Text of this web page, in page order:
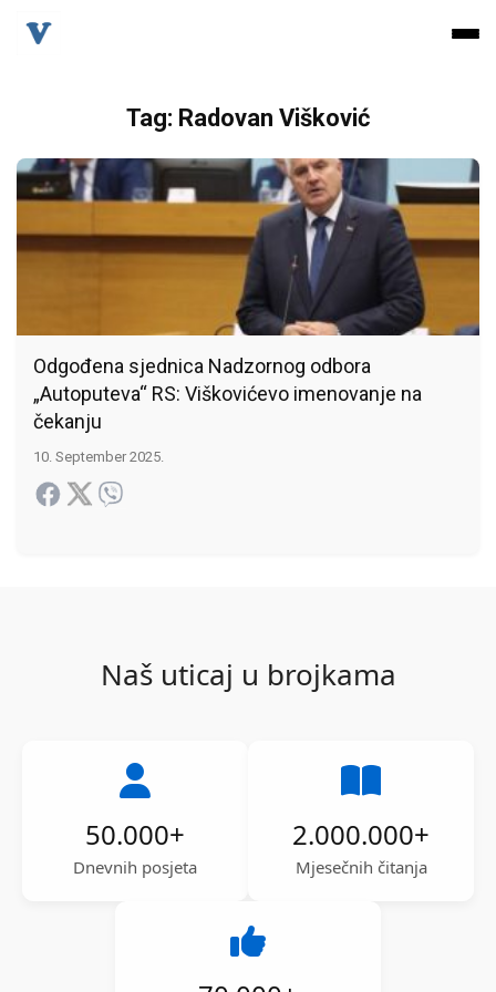
Tag: Radovan Višković
Odgođena sjednica Nadzornog odbora
„Autoputeva“ RS: Viškovićevo imenovanje na
čekanju
10. September 2025.
Naš uticaj u brojkama
50.000+
Dnevnih posjeta
2.000.000+
Mjesečnih čitanja